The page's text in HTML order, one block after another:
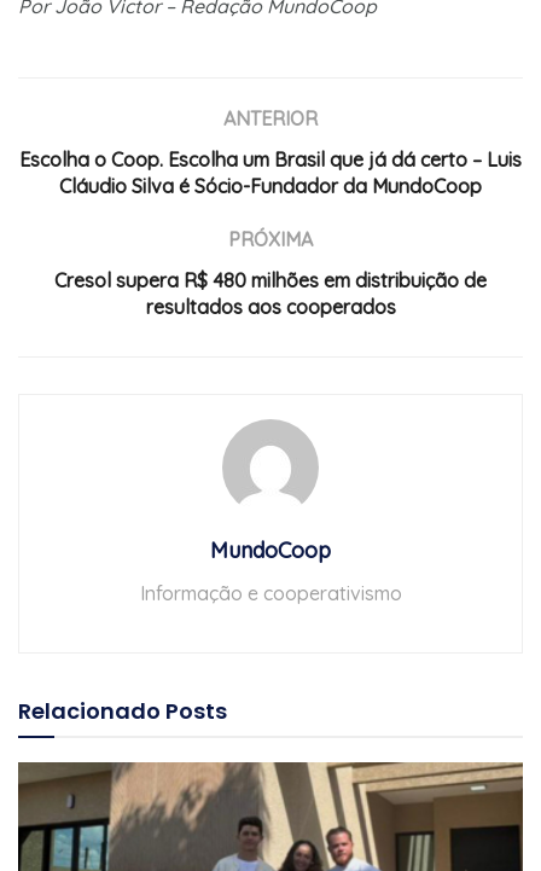
Por João Victor – Redação MundoCoop
ANTERIOR
Escolha o Coop. Escolha um Brasil que já dá certo – Luis
Cláudio Silva é Sócio-Fundador da MundoCoop
PRÓXIMA
Cresol supera R$ 480 milhões em distribuição de
resultados aos cooperados
MundoCoop
Informação e cooperativismo
Relacionado Posts